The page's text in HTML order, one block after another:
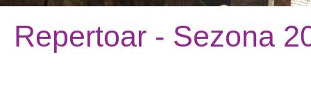
Repertoar - Sezona